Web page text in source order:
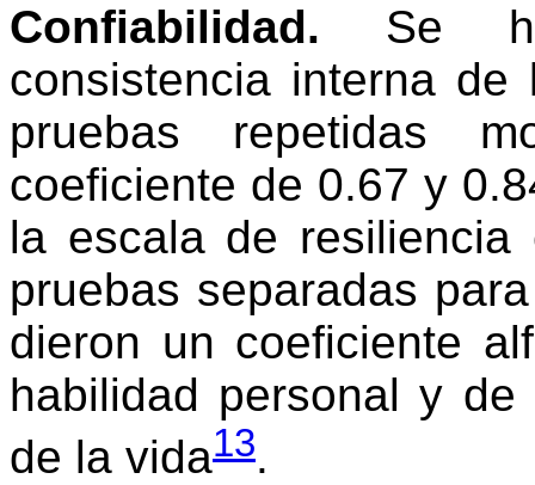
Confiabilidad. Se
consistencia interna
pruebas repetidas
coeficiente de 0.67 y
la escala de
pruebas separadas
dieron un coeficiente
habilidad personal y
de la vida13.